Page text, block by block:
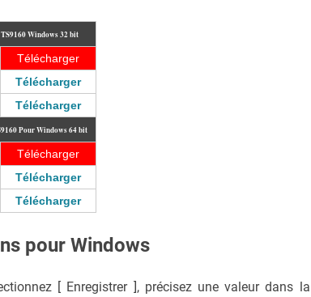
Windows 32 bit
Télécharger
Télécharger
Télécharger
Pour Windows 64 bit
Télécharger
Télécharger
Télécharger
pour Windows
[ Enregistrer ], précisez une valeur dans la